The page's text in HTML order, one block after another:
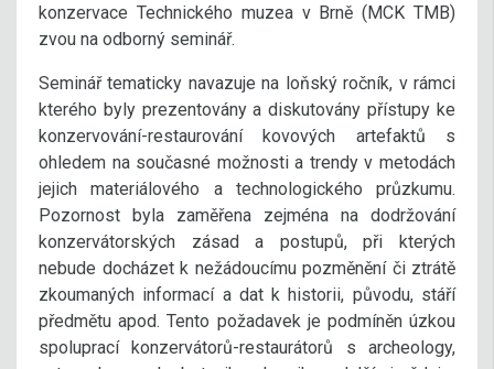
konzervace Technického muzea v Brně (MCK TMB)
zvou na odborný seminář.
Seminář tematicky navazuje na loňský ročník, v rámci
kterého byly prezentovány a diskutovány přístupy ke
konzervování-restaurování kovových artefaktů s
ohledem na současné možnosti a trendy v metodách
jejich materiálového a technologického průzkumu.
Pozornost byla zaměřena zejména na dodržování
konzervátorských zásad a postupů, při kterých
nebude docházet k nežádoucímu pozměnění či ztrátě
zkoumaných informací a dat k historii, původu, stáří
předmětu apod. Tento požadavek je podmíněn úzkou
spoluprací konzervátorů-restaurátorů s archeology,